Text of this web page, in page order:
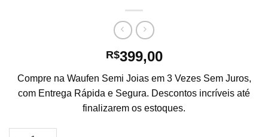
R$399,00
Compre na Waufen Semi Joias em 3 Vezes Sem Juros,
com Entrega Rápida e Segura. Descontos incríveis até
finalizarem os estoques.
Colar Riviera Curto Zirconias Negras Semi Joia De Luxo